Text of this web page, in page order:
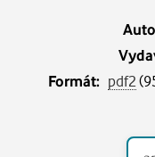
Formát: pdf2